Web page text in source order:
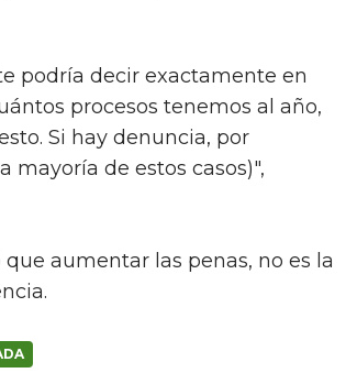
podría decir exactamente en
procesos tenemos al año,
Si hay denuncia, por
mayoría de estos casos)",
aumentar las penas, no es la